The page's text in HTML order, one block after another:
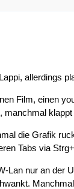
allerdings
Film, einen
klappt
die Grafik
Tabs via
Lan nur an der